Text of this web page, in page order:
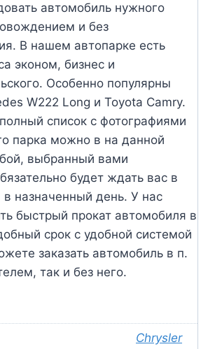
автомобиль нужного
и без
В нашем автопарке есть
эконом, бизнес и
Особенно популярны
W222 Long и Toyota Camry.
список с фотографиями
парка можно в на данной
выбранный вами
будет ждать вас в
назначенный день. У нас
быстрый прокат автомобиля в
срок с удобной системой
заказать автомобиль в п.
так и без него.
Chrysler